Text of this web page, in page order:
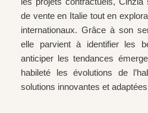
de vente en Italie tout en
internationaux. Grâce à son
elle parvient à identifier les
anticiper les tendances
habileté les évolutions de
solutions innovantes et